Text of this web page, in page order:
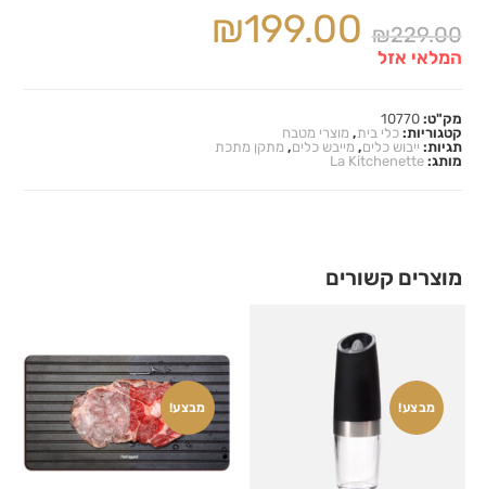
₪229.00
₪199.00
המלאי אזל
מק"ט:10770
קטגוריות:כלי בית, מוצרי מטבח
תגיות: ייבוש כלים, מייבש כלים, מתקן מתכת
מותג:La Kitchenette
מוצרים קשורים
מבצע! מבצע!